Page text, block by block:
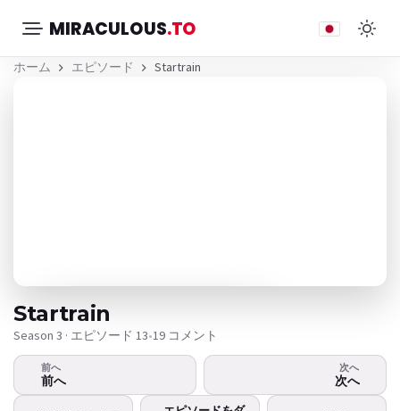
MIRACULOUS.TO
ホーム エピソード Startrain
ビデオが再生されませんか？
この動画は現在ご利用いただけま
Startrain
Season 3 · エピソード 13•19 コメント
前へ
前へ
次へ
次へ